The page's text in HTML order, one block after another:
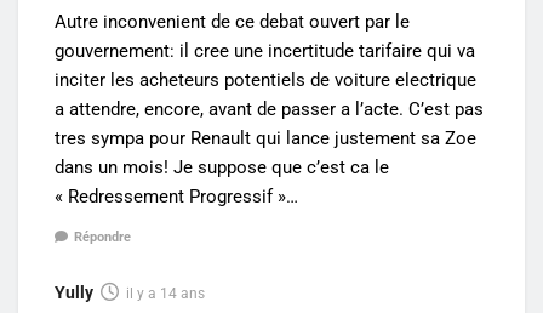
Autre inconvenient de ce debat ouvert par le
gouvernement: il cree une incertitude tarifaire qui va
inciter les acheteurs potentiels de voiture electrique
a attendre, encore, avant de passer a l’acte. C’est pas
tres sympa pour Renault qui lance justement sa Zoe
dans un mois! Je suppose que c’est ca le
« Redressement Progressif »…
Répondre
Yully il y a 14 ans